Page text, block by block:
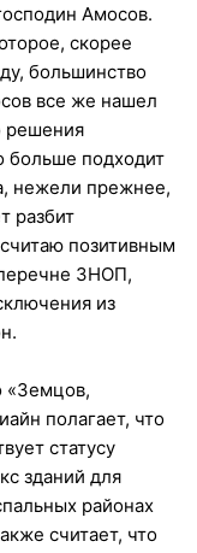
Амосов.
скорее
большинство
все же нашел
решения
больше подходит
нежели прежнее,
разбит
позитивным
ЗНОП,
из
«Земцов,
полагает, что
статусу
зданий для
районах
считает, что